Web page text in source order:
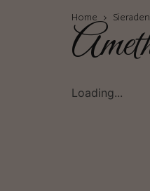
Home › Sieraden
Loading...